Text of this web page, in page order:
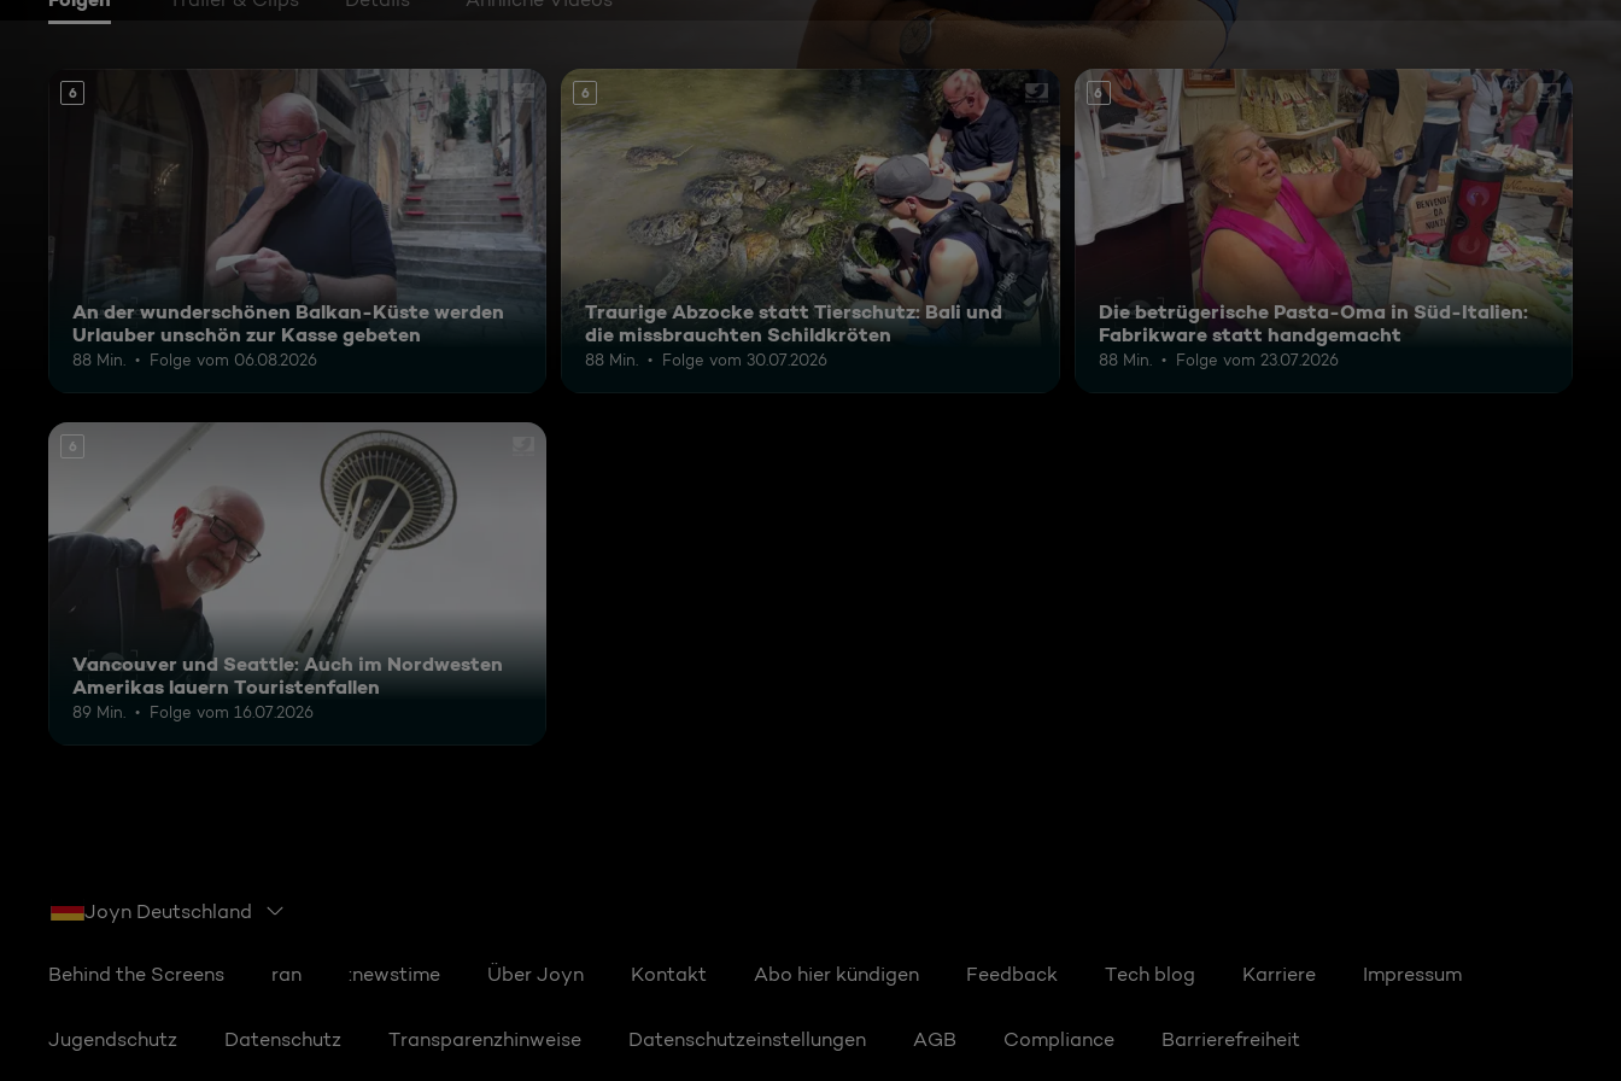
6
An der wunderschönen Balkan-Küste werden
Urlauber unschön zur Kasse gebeten
88 Min. Folge vom 06.08.2026
6
Traurige Abzocke statt Tierschutz: Bali und
die missbrauchten Schildkröten
88 Min. Folge vom 30.07.2026
6
Die betrügerische Pasta-Oma in Süd-Italien:
Fabrikware statt handgemacht
88 Min. Folge vom 23.07.2026
6
Vancouver und Seattle: Auch im Nordwesten
Amerikas lauern Touristenfallen
89 Min. Folge vom 16.07.2026
Joyn Deutschland
Behind the Screens ran :newstime Über Joyn Kontakt Abo hier kündigen Feedback Tech blog Karriere Impressum
Jugendschutz Datenschutz Transparenzhinweise Datenschutzeinstellungen AGB Compliance Barrierefreiheit